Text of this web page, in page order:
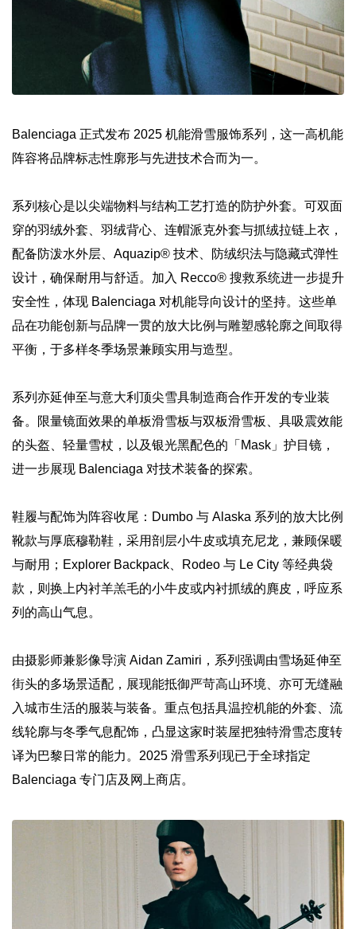
Balenciaga 正式发布 2025 机能滑雪服饰系列，这一高机能
阵容将品牌标志性廓形与先进技术合而为一。
系列核心是以尖端物料与结构工艺打造的防护外套。可双面
穿的羽绒外套、羽绒背心、连帽派克外套与抓绒拉链上衣，
配备防泼水外层、Aquazip® 技术、防绒织法与隐藏式弹性
设计，确保耐用与舒适。加入 Recco® 搜救系统进一步提升
安全性，体现 Balenciaga 对机能导向设计的坚持。这些单
品在功能创新与品牌一贯的放大比例与雕塑感轮廓之间取得
平衡，于多样冬季场景兼顾实用与造型。
系列亦延伸至与意大利顶尖雪具制造商合作开发的专业装
备。限量镜面效果的单板滑雪板与双板滑雪板、具吸震效能
的头盔、轻量雪杖，以及银光黑配色的「Mask」护目镜，
进一步展现 Balenciaga 对技术装备的探索。
鞋履与配饰为阵容收尾：Dumbo 与 Alaska 系列的放大比例
靴款与厚底穆勒鞋，采用剖层小牛皮或填充尼龙，兼顾保暖
与耐用；Explorer Backpack、Rodeo 与 Le City 等经典袋
款，则换上内衬羊羔毛的小牛皮或内衬抓绒的麂皮，呼应系
列的高山气息。
由摄影师兼影像导演 Aidan Zamiri，系列强调由雪场延伸至
街头的多场景适配，展现能抵御严苛高山环境、亦可无缝融
入城市生活的服装与装备。重点包括具温控机能的外套、流
线轮廓与冬季气息配饰，凸显这家时装屋把独特滑雪态度转
译为巴黎日常的能力。2025 滑雪系列现已于全球指定
Balenciaga 专门店及网上商店。